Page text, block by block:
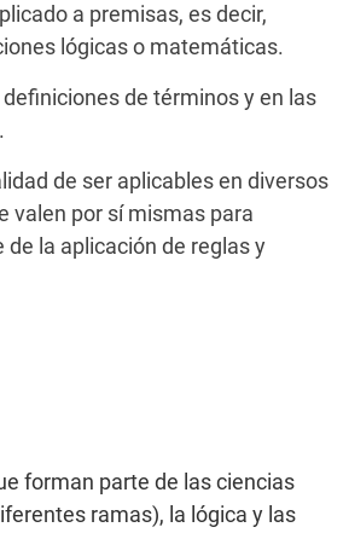
a premisas, es decir,
lógicas o matemáticas.
de términos y en las
de ser aplicables en diversos
valen por sí mismas para
la aplicación de reglas y
forman parte de las ciencias
ramas), la lógica y las